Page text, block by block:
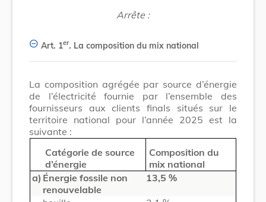
Arrête :
Art. 1er. La composition du mix national
La composition agrégée par source d’énergie
de l’électricité fournie par l’ensemble des
fournisseurs aux clients finals situés sur le
territoire national pour l’année 2025 est la
suivante :
Catégorie de source
d’énergie
Composition du
mix national
a) Énergie fossile non
renouvelable
13,5 %